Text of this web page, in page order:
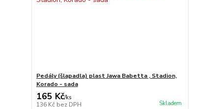
Pedály (šlapadla) plast Jawa Babetta , Stadion,
Korado - sada
165 Kč/ks
136 Kč bez DPH Skladem